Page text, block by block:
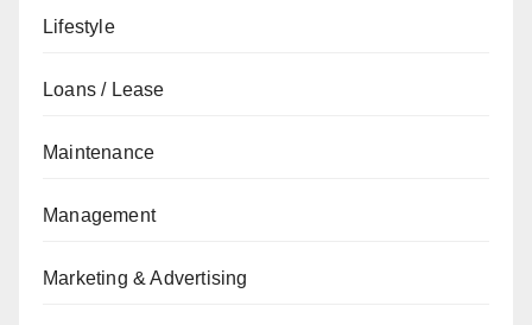
Lifestyle
Loans / Lease
Maintenance
Management
Marketing & Advertising